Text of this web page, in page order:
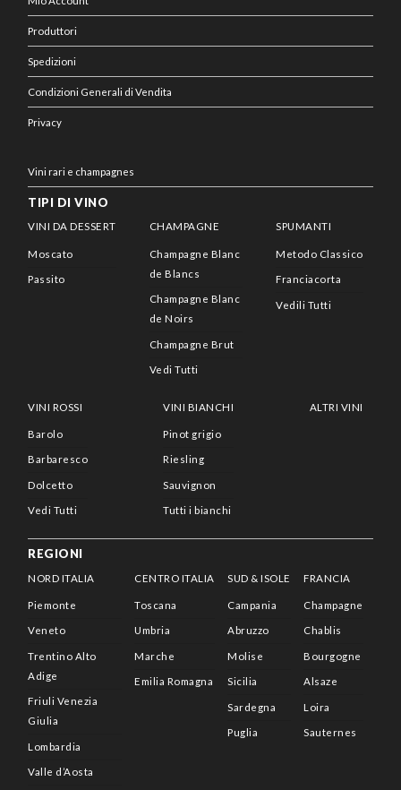
Produttori
Spedizioni
Condizioni Generali di Vendita
Privacy
Vini rari e champagnes
TIPI DI VINO
VINI DA DESSERT
Moscato
Passito
CHAMPAGNE
Champagne Blanc
de Blancs
Champagne Blanc
de Noirs
Champagne Brut
Vedi Tutti
SPUMANTI
Metodo Classico
Franciacorta
Vedili Tutti
VINI ROSSI
Barolo
Barbaresco
Dolcetto
Vedi Tutti
VINI BIANCHI
Pinot grigio
Riesling
Sauvignon
Tutti i bianchi
ALTRI VINI
REGIONI
NORD ITALIA
Piemonte
Veneto
Trentino Alto
Adige
Friuli Venezia
Giulia
Lombardia
Valle d’Aosta
CENTRO ITALIA
Toscana
Umbria
Marche
Emilia Romagna
SUD & ISOLE
Campania
Abruzzo
Molise
Sicilia
Sardegna
Puglia
FRANCIA
Champagne
Chablis
Bourgogne
Alsaze
Loira
Sauternes